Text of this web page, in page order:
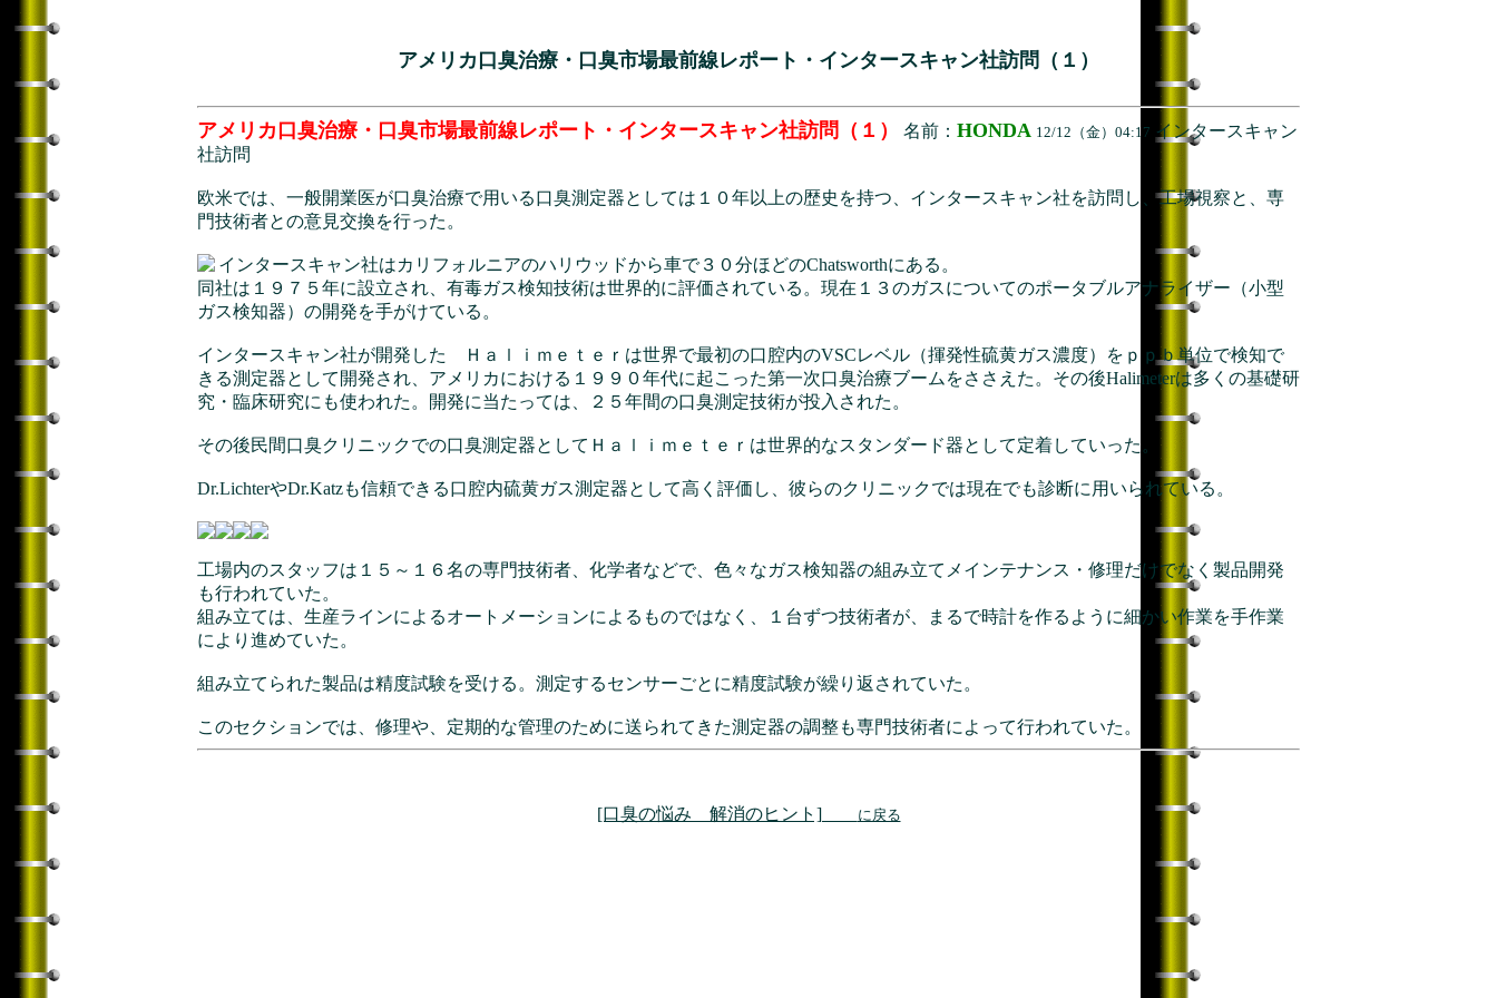
アメリカ口臭治療・口臭市場最前線レポート・インタースキャン社訪問（１）
アメリカ口臭治療・口臭市場最前線レポート・インタースキャン社訪問（１） 名前： HONDA 12/12（金）04:17 インタースキャン
社訪問
欧米では、一般開業医が口臭治療で用いる口臭測定器としては１０年以上の歴史を持つ、インタースキャン社を訪問し、工場視察と、専
門技術者との意見交換を行った。
インタースキャン社はカリフォルニアのハリウッドから車で３０分ほどのChatsworthにある。
同社は１９７５年に設立され、有毒ガス検知技術は世界的に評価されている。現在１３のガスについてのポータブルアナライザー（小型
ガス検知器）の開発を手がけている。
インタースキャン社が開発した Ｈａｌｉｍｅｔｅｒは世界で最初の口腔内のVSCレベル（揮発性硫黄ガス濃度）をｐｐｂ単位で検知で
きる測定器として開発され、アメリカにおける１９９０年代に起こった第一次口臭治療ブームをささえた。その後Halimeterは多くの基礎研
究・臨床研究にも使われた。開発に当たっては、２５年間の口臭測定技術が投入された。
その後民間口臭クリニックでの口臭測定器としてＨａｌｉｍｅｔｅｒは世界的なスタンダード器として定着していった。
Dr.LichterやDr.Katzも信頼できる口腔内硫黄ガス測定器として高く評価し、彼らのクリニックでは現在でも診断に用いられている。
工場内のスタッフは１５～１６名の専門技術者、化学者などで、色々なガス検知器の組み立てメインテナンス・修理だけでなく製品開発
も行われていた。
組み立ては、生産ラインによるオートメーションによるものではなく、１台ずつ技術者が、まるで時計を作るように細かい作業を手作業
により進めていた。
組み立てられた製品は精度試験を受ける。測定するセンサーごとに精度試験が繰り返されていた。
このセクションでは、修理や、定期的な管理のために送られてきた測定器の調整も専門技術者によって行われていた。
[口臭の悩み 解消のヒント] に戻る